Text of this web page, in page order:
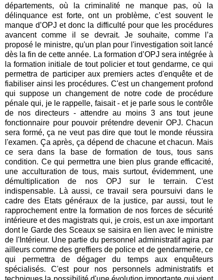
départements, où la criminalité ne manque pas, où la
délinquance est forte, ont un problème, c’est souvent le
manque d’OPJ et donc la difficulté pour que les procédures
avancent comme il se devrait. Je souhaite, comme l’a
proposé le ministre, qu'un plan pour l'investigation soit lancé
dès la fin de cette année. La formation d’OPJ sera intégrée à
la formation initiale de tout policier et tout gendarme, ce qui
permettra de participer aux premiers actes d'enquête et de
fiabiliser ainsi les procédures. C'est un changement profond
qui suppose un changement de notre code de procédure
pénale qui, je le rappelle, faisait - et je parle sous le contrôle
de nos directeurs - attendre au moins 3 ans tout jeune
fonctionnaire pour pouvoir prétendre devenir OPJ. Chacun
sera formé, ça ne veut pas dire que tout le monde réussira
l'examen. Ça après, ça dépend de chacune et chacun. Mais
ce sera dans la base de formation de tous, tous sans
condition. Ce qui permettra une bien plus grande efficacité,
une acculturation de tous, mais surtout, évidemment, une
démultiplication de nos OPJ sur le terrain. C'est
indispensable. Là aussi, ce travail sera poursuivi dans le
cadre des Etats généraux de la justice, par aussi, tout le
rapprochement entre la formation de nos forces de sécurité
intérieure et des magistrats qui, je crois, est un axe important
dont le Garde des Sceaux se saisira en lien avec le ministre
de l'Intérieur. Une partie du personnel administratif agira par
ailleurs comme des greffiers de police et de gendarmerie, ce
qui permettra de dégager du temps aux enquêteurs
spécialisés. C'est pour nos personnels administratifs et